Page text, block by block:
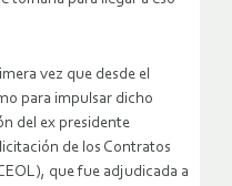
vez que desde el
para impulsar dicho
del ex presidente
de los Contratos
que fue adjudicada a